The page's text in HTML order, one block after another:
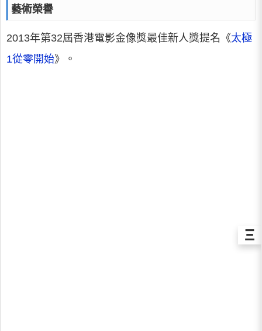
藝術榮譽
2013年第32屆香港電影金像獎最佳新人獎提名《太極
1從零開始》。
Ξ